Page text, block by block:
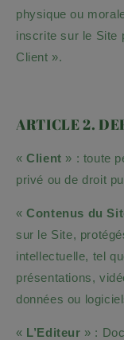
physique ou
inscrite sur le Site
Client ».
ARTICLE 2.
«Client » : toute
privé ou de droit
«Contenus du
sur le Site,
intellectuelle, tel
présentations,
données ou
« L’Editeur » :